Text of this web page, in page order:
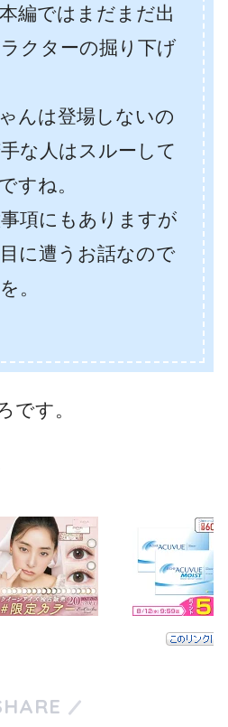
編ではまだまだ出
クターの掘り下げ
んは登場しないの
な人はスルーして
すね。
項にもありますが
に遭うお話なので
。
です。